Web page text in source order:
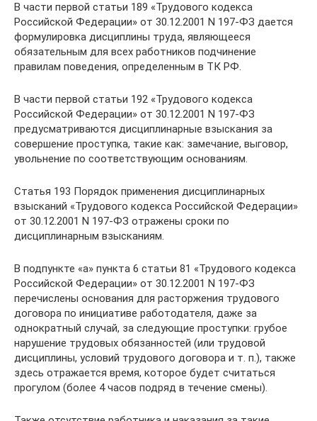
В части первой статьи 189 «Трудового кодекса
Российской Федерации» от 30.12.2001 N 197-ФЗ дается
формулировка дисциплины труда, являющееся
обязательным для всех работников подчинение
правилам поведения, определенным в ТК РФ.
В части первой статьи 192 «Трудового кодекса
Российской Федерации» от 30.12.2001 N 197-ФЗ
предусматриваются дисциплинарные взыскания за
совершение проступка, такие как: замечание, выговор,
увольнение по соответствующим основаниям.
Статья 193 Порядок применения дисциплинарных
взысканий «Трудового кодекса Российской Федерации»
от 30.12.2001 N 197-ФЗ отражены сроки по
дисциплинарным взысканиям.
В подпункте «а» пункта 6 статьи 81 «Трудового кодекса
Российской Федерации» от 30.12.2001 N 197-ФЗ
перечислены основания для расторжения трудового
договора по инициативе работодателя, даже за
однократный случай, за следующие проступки: грубое
нарушение трудовых обязанностей (или трудовой
дисциплины, условий трудового договора и т. п.), также
здесь отражается время, которое будет считаться
прогулом (более 4 часов подряд в течение смены).